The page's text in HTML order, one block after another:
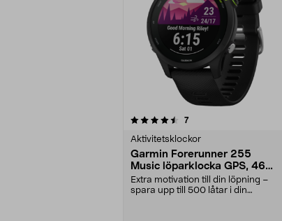
7recensioner
Aktivitetsklockor
Garmin Forerunner 255
Music löparklocka GPS, 46
mm
Extra motivation till din löpning –
spara upp till 500 låtar i din